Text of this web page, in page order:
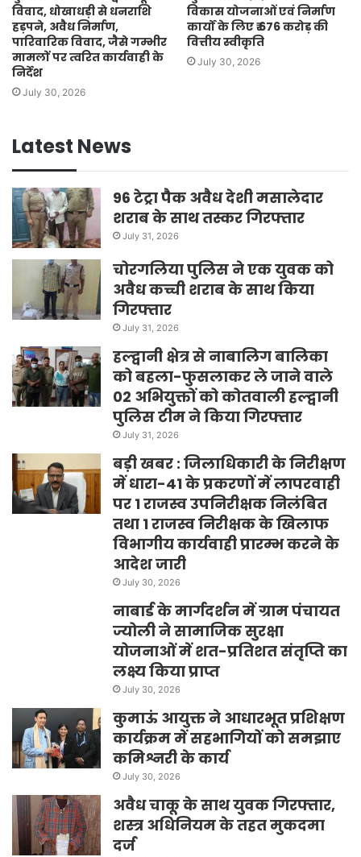
विवाद, धोखाधड़ी से धनराशि
हड़पने, अवैध निर्माण,
पारिवारिक विवाद, जैसे गम्भीर
मामलों पर त्वरित कार्यवाही के
निर्देश
July 30, 2026
विकास योजनाओं एवं निर्माण
कार्यों के लिए ₹ 676 करोड़ की
वित्तीय स्वीकृति
July 30, 2026
Latest News
96 टेट्रा पैक अवैध देशी मसालेदार
शराब के साथ तस्कर गिरफ्तार
July 31, 2026
चोरगलिया पुलिस ने एक युवक को
अवैध कच्ची शराब के साथ किया
गिरफ्तार
July 31, 2026
हल्द्वानी क्षेत्र से नाबालिग बालिका
को बहला-फुसलाकर ले जाने वाले
02 अभियुक्तों को कोतवाली हल्द्वानी
पुलिस टीम ने किया गिरफ्तार
July 31, 2026
बड़ी खबर : जिलाधिकारी के निरीक्षण
में धारा-41 के प्रकरणों में लापरवाही
पर 1 राजस्व उपनिरीक्षक निलंबित
तथा 1 राजस्व निरीक्षक के खिलाफ
विभागीय कार्यवाही प्रारम्भ करने के
आदेश जारी
July 30, 2026
नाबार्ड के मार्गदर्शन में ग्राम पंचायत
ज्योली ने सामाजिक सुरक्षा
योजनाओं में शत-प्रतिशत संतृप्ति का
लक्ष्य किया प्राप्त
July 30, 2026
कुमाऊं आयुक्त ने आधारभूत प्रशिक्षण
कार्यक्रम में सहभागियों को समझाए
कमिश्नरी के कार्य
July 30, 2026
अवैध चाकू के साथ युवक गिरफ्तार,
शस्त्र अधिनियम के तहत मुकदमा
दर्ज